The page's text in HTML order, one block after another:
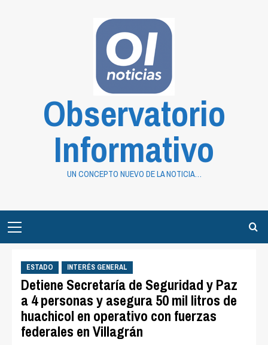
Observatorio
Informativo
UN CONCEPTO NUEVO DE LA NOTICIA…
Menu
ESTADO INTERÉS GENERAL
Detiene Secretaría de Seguridad y Paz
a 4 personas y asegura 50 mil litros de
huachicol en operativo con fuerzas
federales en Villagrán